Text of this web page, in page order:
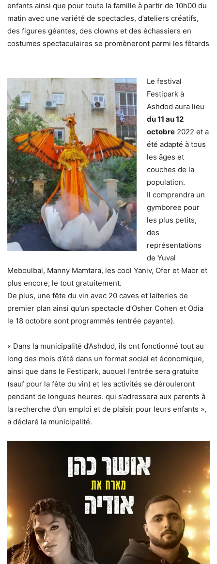
enfants ainsi que pour toute la famille à partir de 10h00 du
matin avec une variété de spectacles, d’ateliers créatifs,
des figures géantes, des clowns et des échassiers en
costumes spectaculaires se promèneront parmi les fêtards
Le festival
Festipark à
Ashdod aura lieu
du 11 au 12
octobre 2022 et a
été adapté à tous
les âges et
couches de la
population.
Il comprendra un
gymboree pour
les plus petits,
des
représentations
de Yuval
Meboulbal, Manny Mamtara, les cool Yaniv, Ofer et Maor et
plus encore, le tout gratuitement.
De plus, une fête du vin avec 20 caves et laiteries de
premier plan ainsi qu’un spectacle d’Osher Cohen et Odia
le 18 octobre sont programmés (entrée payante).
« Dans la municipalité d’Ashdod, ils ont fonctionné tout au
long des mois d’été dans un format social et économique,
ainsi que dans le Festipark, auquel l’entrée sera gratuite
(sauf pour la fête du vin) et les activités se dérouleront
pendant de longues heures. qui s’adressera aux parents à
la recherche d’un emploi et de plaisir pour leurs enfants »,
a déclaré la municipalité.